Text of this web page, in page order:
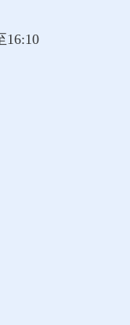
16:10